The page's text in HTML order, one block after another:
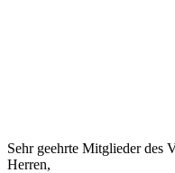
Sehr geehrte Mitglieder des
Herren,